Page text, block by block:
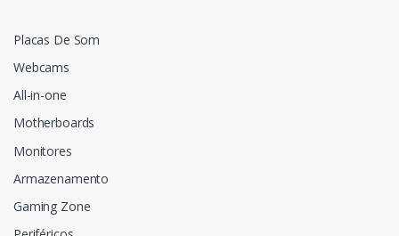
Placas De Som
Webcams
All-in-one
Motherboards
Monitores
Armazenamento
Gaming Zone